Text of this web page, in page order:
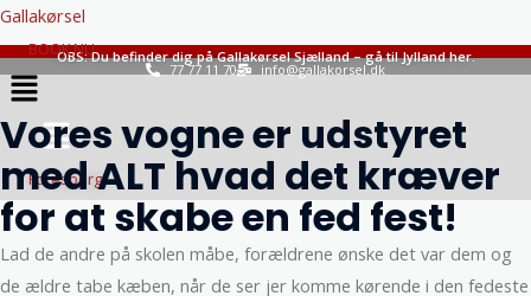
Gå
til
indholdet
Gallakørsel
OBS: Du befinder dig på Gallakørsel Sjælland – gå til Jylland her.
77 77 11 70 info@gallakorsel.dk
Menu
Forespørg
BOOK NU
Menu
Vores vogne er udstyret
med ALT hvad det kræver
for at skabe en fed fest!
Lad de andre på skolen måbe, forældrene ønske det var dem og
de ældre tabe kæben, når de ser jer komme kørende i den fedeste